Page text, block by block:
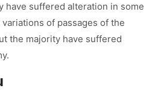
have suffered alteration in some
of passages of the
the majority have suffered